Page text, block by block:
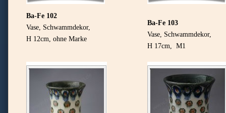
Ba-Fe 102
Vase, Schwammdekor,
H 12cm, ohne Marke
Ba-Fe 103
Vase, Schwammdekor,
H 17cm, M1